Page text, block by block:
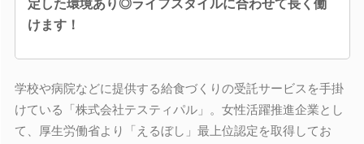
定した環境あり◎ライフスタイルに合わせて長く働
けます！
学校や病院などに提供する給食づくりの受託サービスを手掛
けている「株式会社テスティパル」。女性活躍推進企業とし
て、厚生労働省より「えるぼし」最上位認定を取得してお